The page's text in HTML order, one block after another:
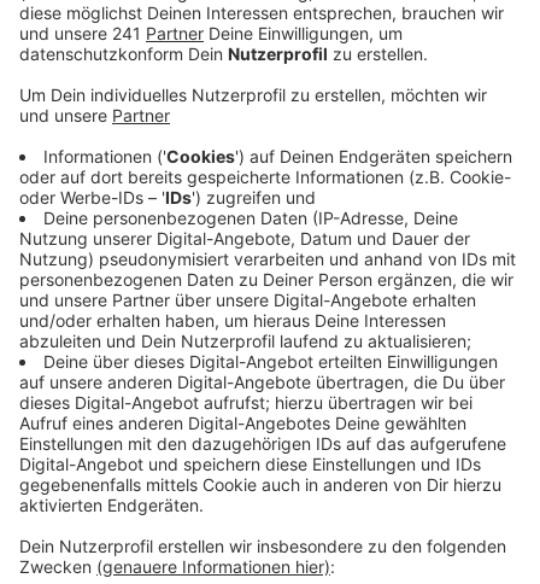
Anzeige
Sie will straffällige Kinder und Jugendliche im Alter
von 8 bis 15 Jahren mit auffälliger krimineller Energie
durch ein spezielles Programm auffangen, bevor sie zu
Intensivtätern werden. Bisher nehmen im Bergischen
21 Jugendliche an dem Programm teil. Ein Erfolg, sagt
die Kreispolizei Rhein-Berg. Man sehe eine positive
Entwicklung, weil die teilnehmenden Kinder und
Jugendliche weniger Straftaten begehen. Bei dem
Programm machen gezielt Jugendliche mit, die bereits
straffällig geworden sind oder aus einem
problembelasteten Umfeld stammen.
Die Kreispolizei betont, Kurve kriegen sei keine Strafe,
sondern eine Hilfe. Ziel ist es, das Selbstwertgefühl
der Kinder und Jugendlichen in Zusammenarbeit mit
Pädagogen und freien Trägern der Jugendhilfe zu